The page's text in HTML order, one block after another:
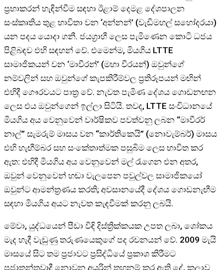
ප්‍රභාකරන් හැඳින්වීම සඳහා ඊළාම් දෙමළ දේශපාලන
සංස්කෘතිය තුළ භාවිතා වන ‘අන්නන්’ (වැඩිමහල් සහෝදරයා)
යන පදය යොදා ගනී. ජයග්‍රාහී ලෙස පැමිණෙන කොටි ධජය
පිළිබඳව එහි සඳහන් වේ. එමෙන්ම, මියගිය LTTE
සාමාජිකයන් වන ‘මාවීරන්’ (මහා වීරයන්) ඔවුන්ගේ
නම්වලින් සහ ඔවුන්ගේ කැපකිරීම්වල ප්‍රතිරූපයන් මඟින්
එහිදී ගෞරවයට පාත්‍ර වේ. නැවත පැමිණ දේශය ගොඩනඟන
ලෙස එය ඔවුන්ගෙන් ඉල්ලා සිටියි. තවද, LTTE සංවිධානයේ
මියගිය අය වෙනුවෙන් වාර්ෂිකව පවත්වනු ලබන “මාවීරර්
නාල්” සැමරුම් මාසය වන “කාර්තිකෙයි” (නොවැම්බර්) මාසය
එහි හැඟීම්බර සහ සංකේතාත්මක පසුබිම ලෙස භාවිත කර
ඇත: එහිදී මියගිය අය වෙනුවෙන් මල් රැගෙන එන අතර,
ඔවුන් වෙනුවෙන් හඬා වැලපෙන පවුල්වල සාමාජිකයෝ
ඔවුන්ට ආමන්ත්‍රණය කරති; අවසානයේදී දේශය ගොඩනැඟීම
සඳහා මියගිය අයට නැවත කැඳවීමක් කරනු ලබයි.
මේවා, යුද්ධයෙන් පීඩා විඳි දිස්ත්‍රික්කයක උපත ලබා, ශෝකය
මැද හැදී වැඩුණු තරුණයෙකුගේ පද රචනයන් වේ. 2009 මැයි
මාසයේ සිට තම ප්‍රජාවට ප්‍රසිද්ධියේ ප්‍රකාශ කිරීමට
ප්‍රජාතන්ත්‍රවාදී නොවන අයුරින් තහනම් කර ඇති දේ, කලාව